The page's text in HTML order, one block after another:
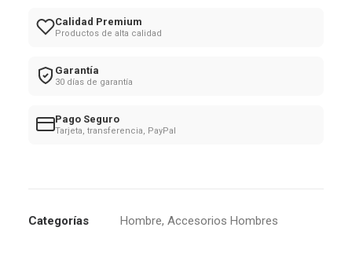
Calidad Premium
Productos de alta calidad
Garantía
30 días de garantía
Pago Seguro
Tarjeta, transferencia, PayPal
Categorías Hombre, Accesorios Hombres